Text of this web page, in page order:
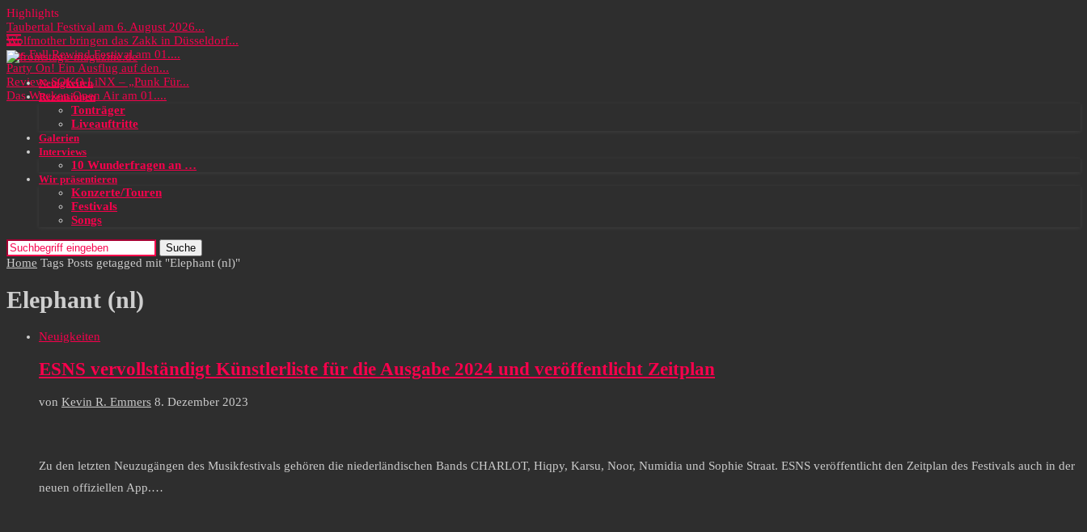
Highlights
Taubertal Festival am 6. August 2026...
Wolfmother bringen das Zakk in Düsseldorf...
Das Full Rewind Festival am 01....
Party On! Ein Ausflug auf den...
Review: SOKO LiNX – „Punk Für...
Das Wacken Open Air am 01....
Neuigkeiten
Rezensionen
Tonträger
Liveauftritte
Galerien
Interviews
10 Wunderfragen an …
Wir präsentieren
Konzerte/Touren
Festivals
Songs
Suche
Home Tags Posts getagged mit "Elephant (nl)"
Elephant (nl)
Neuigkeiten
ESNS vervollständigt Künstlerliste für die Ausgabe 2024 und veröffentlicht Zeitplan
von Kevin R. Emmers 8. Dezember 2023
Zu den letzten Neuzugängen des Musikfestivals gehören die niederländischen Bands CHARLOT, Hiqpy, Karsu, Noor, Numidia und Sophie Straat. ESNS veröffentlicht den Zeitplan des Festivals auch in der
neuen offiziellen App.…